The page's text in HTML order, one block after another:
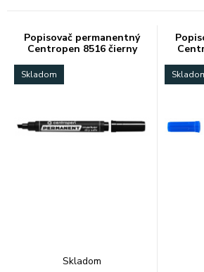
Popisovač permanentný
Centropen 8516 čierny
Skladom
Skladom